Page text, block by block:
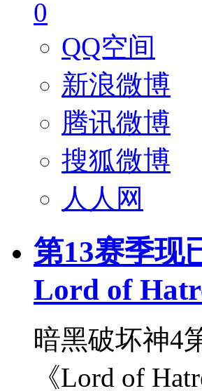
0
QQ空间
新浪微博
腾讯微博
搜狐微博
人人网
第13赛季现
Lord of
暗黑破坏神4
《Lord of